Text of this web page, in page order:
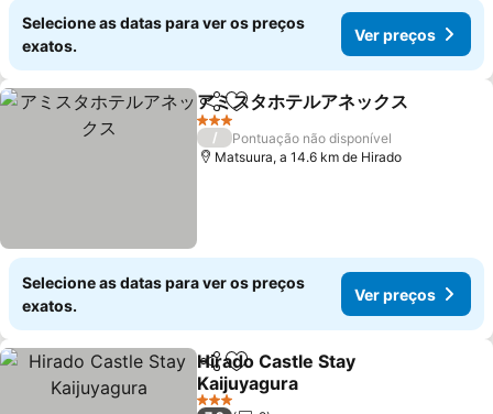
Selecione as datas para ver os preços
exatos.
Ver preços
PartilharAdicionar aos favoritos
アミスタホテルアネックス
3 Estrelas
/
Pontuação não disponível
Matsuura, a 14.6 km de Hirado
Selecione as datas para ver os preços
exatos.
Ver preços
PartilharAdicionar aos favoritos
Hirado Castle Stay
Kaijuyagura
Ver preços
3 Estrelas